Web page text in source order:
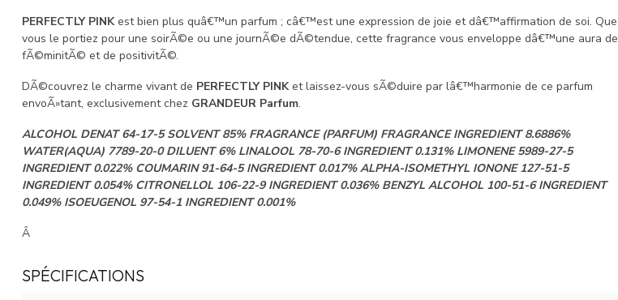
PERFECTLY PINKest bien plus quâ€™un parfum ; câ€™est une expression de joie et dâ€™affirmation de soi. Que
vous le portiez pour une soirÃ©e ou une journÃ©e dÃ©tendue, cette fragrance vous enveloppe dâ€™une aura de
fÃ©minitÃ© et de positivitÃ©.
DÃ©couvrez le charme vivant de PERFECTLY PINKet laissez-vous sÃ©duire par lâ€™harmonie de ce parfum
envoÃ»tant, exclusivement chez GRANDEUR Parfum.
ALCOHOL DENAT 64-17-5 SOLVENT 85% FRAGRANCE (PARFUM) FRAGRANCE INGREDIENT 8.6886%
WATER(AQUA) 7789-20-0 DILUENT 6% LINALOOL 78-70-6 INGREDIENT 0.131% LIMONENE 5989-27-5
INGREDIENT 0.022% COUMARIN 91-64-5 INGREDIENT 0.017% ALPHA-ISOMETHYL IONONE 127-51-5
INGREDIENT 0.054% CITRONELLOL 106-22-9 INGREDIENT 0.036% BENZYL ALCOHOL 100-51-6 INGREDIENT
0.049% ISOEUGENOL 97-54-1 INGREDIENT 0.001%
Â
SPÉCIFICATIONS